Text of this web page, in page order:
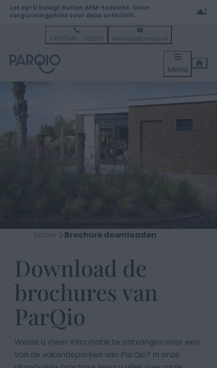
Let op! U belegt buiten AFM-toezicht. Geen
vergunningplicht voor deze activiteit.
+31(0)341 - 700272 Verkoop@parqio.nl
Menu
Home Brochure downloaden
Download de
brochures van
ParQio
Wenst u meer informatie te ontvangen over een
van de vakantieparken van ParQio? In onze